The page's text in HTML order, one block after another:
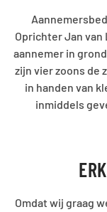
Oprichter Jan van
aannemer in
zijn vier zoons de
in handen van
inmiddels
Omdat wij graag